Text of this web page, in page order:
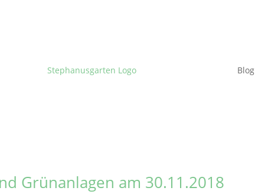
Blog
Grünanlagen am 30.11.2018